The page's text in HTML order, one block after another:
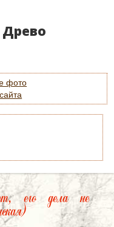
фото
его дела не